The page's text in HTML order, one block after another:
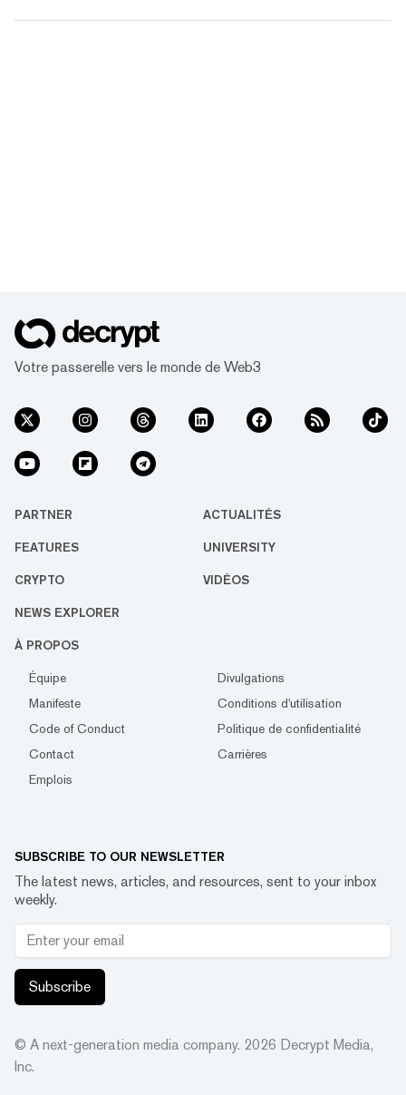
Votre passerelle vers le monde de Web3
PARTNER ACTUALITÉS
FEATURES UNIVERSITY
CRYPTO VIDÉOS
NEWS EXPLORER
À PROPOS
Équipe
Divulgations
Manifeste
Conditions d'utilisation
Code of Conduct
Politique de confidentialité
Contact
Carrières
Emplois
SUBSCRIBE TO OUR NEWSLETTER
The latest news, articles, and resources, sent to your inbox
weekly.
Subscribe
© A next-generation media company. 2026 Decrypt Media,
Inc.